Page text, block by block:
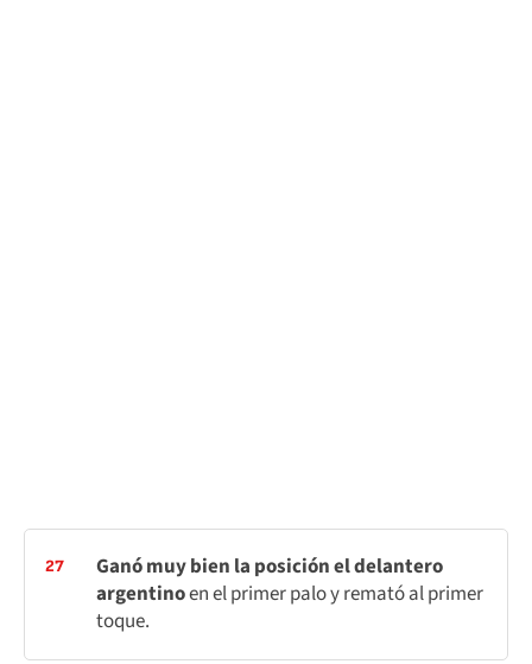
27
Ganó muy bien la posición el delantero
argentinoen el primer palo y remató al primer
toque.